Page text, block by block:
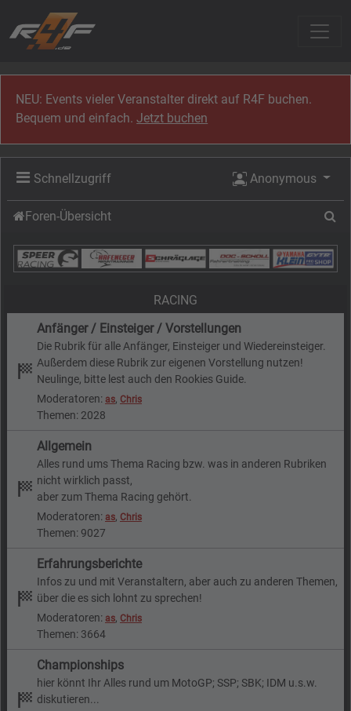
NEU: Events vieler Veranstalter direkt auf R4F buchen.
Bequem und einfach.Jetzt buchen
Schnellzugriff Anonymous
Foren-Übersicht
RACING
Anfänger / Einsteiger / Vorstellungen
Die Rubrik für alle Anfänger, Einsteiger und Wiedereinsteiger.
Außerdem diese Rubrik zur eigenen Vorstellung nutzen!
Neulinge, bitte lest auch den Rookies Guide.
Moderatoren: as, Chris
Themen: 2028
Allgemein
Alles rund ums Thema Racing bzw. was in anderen Rubriken
nicht wirklich passt,
aber zum Thema Racing gehört.
Moderatoren: as, Chris
Themen: 9027
Erfahrungsberichte
Infos zu und mit Veranstaltern, aber auch zu anderen Themen,
über die es sich lohnt zu sprechen!
Moderatoren: as, Chris
Themen: 3664
Championships
hier könnt Ihr Alles rund um MotoGP; SSP; SBK; IDM u.s.w.
diskutieren...